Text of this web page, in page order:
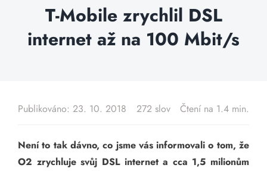
Internet
Balíčky internetuTelevize
Blog
Kontakt
T-Mobile zrychlil DSL
internet až na 100 Mbit/s
Publikováno: 23. 10. 2018 272 slov Čtení na 1.4 min.
Není to tak dávno, co jsme vás informovali o tom, že
O2 zrychluje svůj DSL internet a cca 1,5 milionům